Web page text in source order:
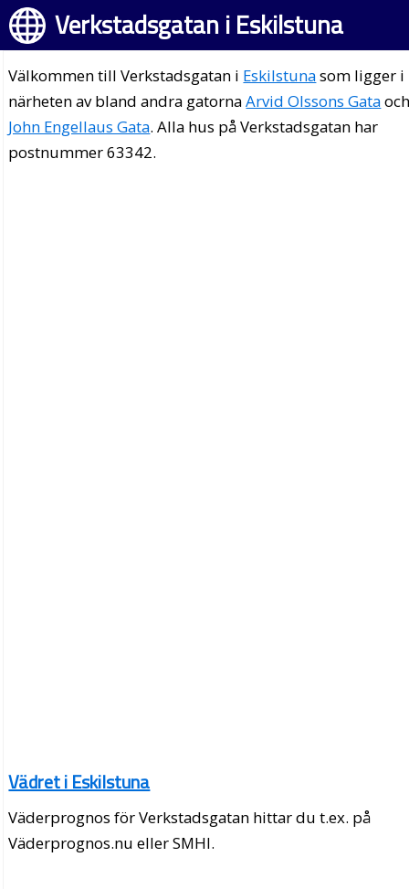
Verkstadsgatan i Eskilstuna
Välkommen till Verkstadsgatan i Eskilstunasom ligger i
närheten av bland andra gatornaArvid Olssons Gata
John Engellaus Gata. Alla hus på Verkstadsgatan har
postnummer 63342.
Vädret i Eskilstuna
Väderprognos för Verkstadsgatan hittar du t.ex. på
Väderprognos.nu eller SMHI.